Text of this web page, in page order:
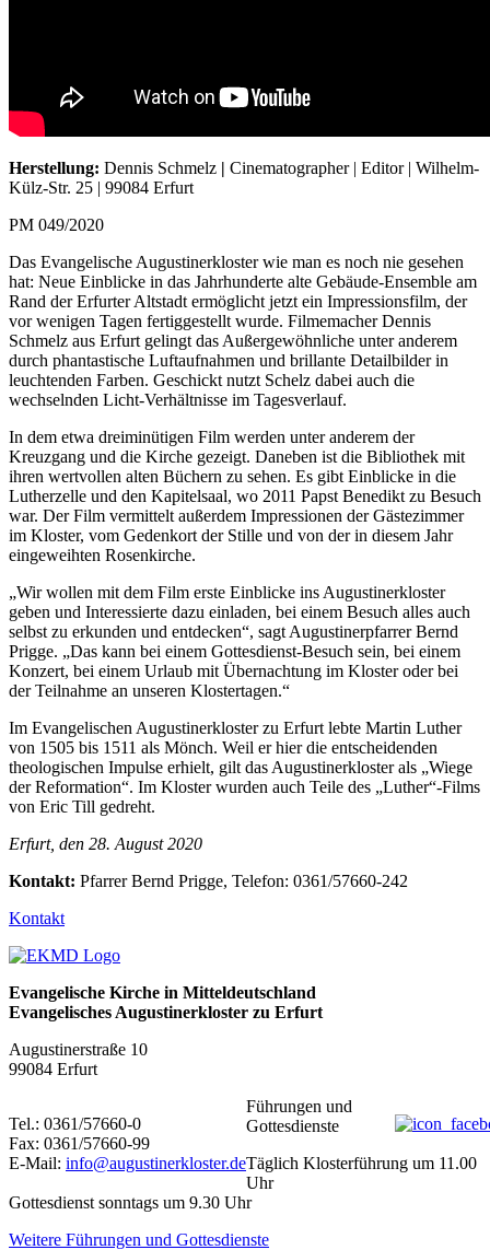
Herstellung: Dennis Schmelz | Cinematographer | Editor | Wilhelm-
Külz-Str. 25 | 99084 Erfurt
PM 049/2020
Das Evangelische Augustinerkloster wie man es noch nie gesehen
hat: Neue Einblicke in das Jahrhunderte alte Gebäude-Ensemble am
Rand der Erfurter Altstadt ermöglicht jetzt ein Impressionsfilm, der
vor wenigen Tagen fertiggestellt wurde. Filmemacher Dennis
Schmelz aus Erfurt gelingt das Außergewöhnliche unter anderem
durch phantastische Luftaufnahmen und brillante Detailbilder in
leuchtenden Farben. Geschickt nutzt Schelz dabei auch die
wechselnden Licht-Verhältnisse im Tagesverlauf.
In dem etwa dreiminütigen Film werden unter anderem der
Kreuzgang und die Kirche gezeigt. Daneben ist die Bibliothek mit
ihren wertvollen alten Büchern zu sehen. Es gibt Einblicke in die
Lutherzelle und den Kapitelsaal, wo 2011 Papst Benedikt zu Besuch
war. Der Film vermittelt außerdem Impressionen der Gästezimmer
im Kloster, vom Gedenkort der Stille und von der in diesem Jahr
eingeweihten Rosenkirche.
„Wir wollen mit dem Film erste Einblicke ins Augustinerkloster
geben und Interessierte dazu einladen, bei einem Besuch alles auch
selbst zu erkunden und entdecken“, sagt Augustinerpfarrer Bernd
Prigge. „Das kann bei einem Gottesdienst-Besuch sein, bei einem
Konzert, bei einem Urlaub mit Übernachtung im Kloster oder bei
der Teilnahme an unseren Klostertagen.“
Im Evangelischen Augustinerkloster zu Erfurt lebte Martin Luther
von 1505 bis 1511 als Mönch. Weil er hier die entscheidenden
theologischen Impulse erhielt, gilt das Augustinerkloster als „Wiege
der Reformation“. Im Kloster wurden auch Teile des „Luther“-Films
von Eric Till gedreht.
Erfurt, den 28. August 2020
Kontakt: Pfarrer Bernd Prigge, Telefon: 0361/57660-242
Kontakt
Evangelische Kirche in Mitteldeutschland
Evangelisches Augustinerkloster zu Erfurt
Augustinerstraße 10
99084 Erfurt
Tel.: 0361/57660-0
Fax: 0361/57660-99
E-Mail: info@augustinerkloster.de
Führungen und
Gottesdienste
Täglich Klosterführung um 11.00
Uhr
Gottesdienst sonntags um 9.30 Uhr
Weitere Führungen und Gottesdienste